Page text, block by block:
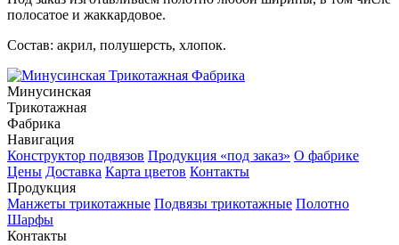
полосатое и жаккардовое.
Состав: акрил, полушерсть, хлопок.
Минусинская
Трикотажная
Фабрика
Навигация
Конструктор подвязов Продукция «под заказ» О фабрике
Цены Доставка Карта цветов Контакты
Продукция
Манжеты трикотажные Подвязы трикотажные Полотно
Шарфы
Контакты